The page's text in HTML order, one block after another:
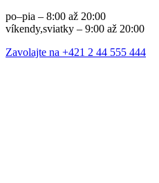
po–pia – 8:00 až 20:00
víkendy,sviatky – 9:00 až 20:00
Zavolajte na +421 2 44 555 444